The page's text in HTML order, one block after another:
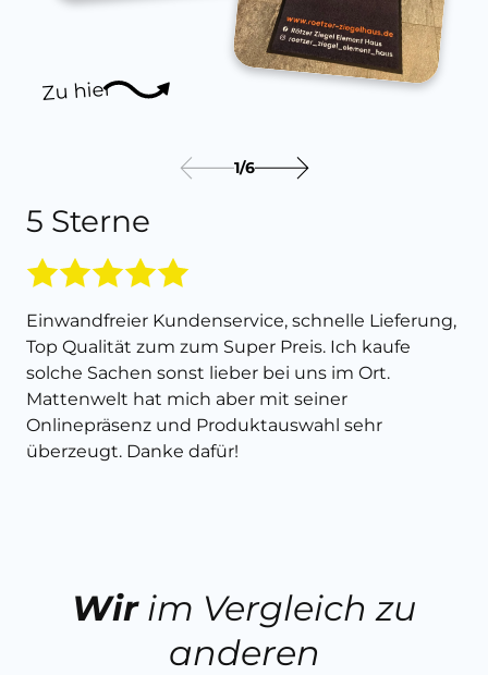
Zu hier
5 Sterne
Einwandfreier Kundenservice, schnelle Lieferung,
Top Qualität zum zum Super Preis. Ich kaufe
solche Sachen sonst lieber bei uns im Ort.
Mattenwelt hat mich aber mit seiner
Onlinepräsenz und Produktauswahl sehr
überzeugt. Danke dafür!
1/6
Wirim Vergleich zu
anderen